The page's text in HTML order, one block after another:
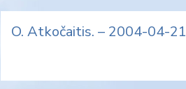
O. Atkočaitis. – 2004-04-21